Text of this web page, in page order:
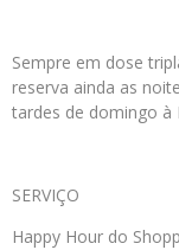
Sempre em dose
reserva ainda as
tardes de domingo à
SERVIÇO
Happy Hour do